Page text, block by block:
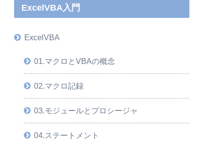
ExcelVBA入門
ExcelVBA
01.マクロとVBAの概念
02.マクロ記録
03.モジュールとプロシージャ
04.ステートメント